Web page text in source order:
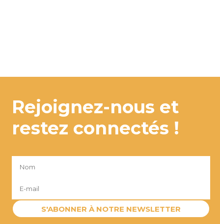
Rejoignez-nous et
restez connectés !
S'ABONNER À NOTRE NEWSLETTER